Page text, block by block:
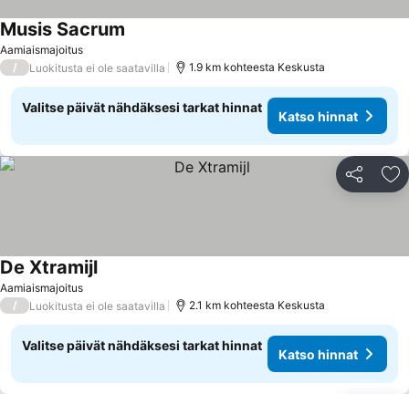
Aamiaismajoitus
Musis Sacrum
/ Luokitusta ei ole saatavilla 1.9 km kohteesta Keskusta
Valitse päivät nähdäksesi tarkat hinnat
Katso hinnat
Jaa
Aamiaismajoitus
De Xtramijl
/ Luokitusta ei ole saatavilla 2.1 km kohteesta Keskusta
Valitse päivät nähdäksesi tarkat hinnat
Katso hinnat